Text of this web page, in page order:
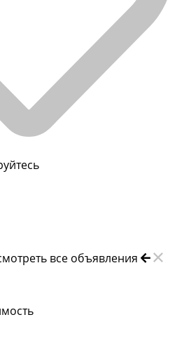
все объявления